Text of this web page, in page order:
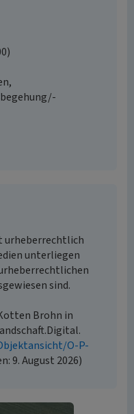
urheberrechtlich
unterliegen
sind.
Brohn in
O-P-
9. August 2026)